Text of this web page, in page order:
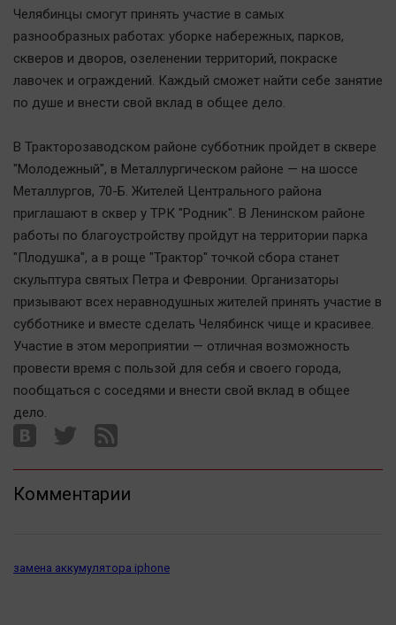
Статистика
Челябинск космический
Другие рубрики
Online-консультация
Актуальная тема
Афиша
Блогеркуль
Вирус чтения
Вкусное
Гороскоп
Дети
ЖКХ
Интервью
Качество жизни
Народная журналистика
Челябинцы смогут принять участие в самых
разнообразных работах: уборке набережных, парков,
скверов и дворов, озеленении территорий, покраске
лавочек и ограждений. Каждый сможет найти себе занятие
по душе и внести свой вклад в общее дело.
В Тракторозаводском районе субботник пройдет в сквере
"Молодежный", в Металлургическом районе — на шоссе
Металлургов, 70-Б. Жителей Центрального района
приглашают в сквер у ТРК "Родник". В Ленинском районе
работы по благоустройству пройдут на территории парка
"Плодушка", а в роще "Трактор" точкой сбора станет
скульптура святых Петра и Февронии. Организаторы
призывают всех неравнодушных жителей принять участие в
субботнике и вместе сделать Челябинск чище и красивее.
Участие в этом мероприятии — отличная возможность
провести время с пользой для себя и своего города,
пообщаться с соседями и внести свой вклад в общее
дело.
Комментарии
замена аккумулятора iphone